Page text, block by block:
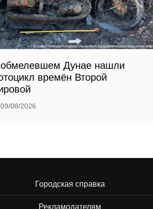
Дунае нашли
времён Второй
09/08/2026
Городская справка
Рекламодателям